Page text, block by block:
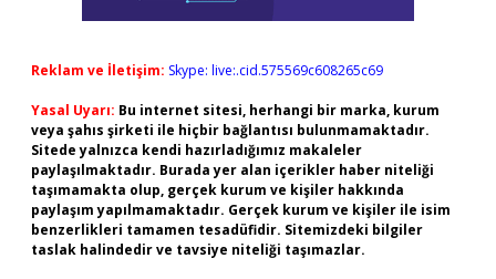
Reklam ve İletişim: Skype: live:.cid.575569c608265c69
Yasal Uyarı: Bu internet sitesi, herhangi bir marka, kurum
veya şahıs şirketi ile hiçbir bağlantısı bulunmamaktadır.
Sitede yalnızca kendi hazırladığımız makaleler
paylaşılmaktadır. Burada yer alan içerikler haber niteliği
taşımamakta olup, gerçek kurum ve kişiler hakkında
paylaşım yapılmamaktadır. Gerçek kurum ve kişiler ile isim
benzerlikleri tamamen tesadüfidir. Sitemizdeki bilgiler
taslak halindedir ve tavsiye niteliği taşımazlar.